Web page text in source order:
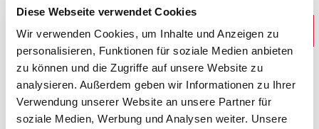
Diese Webseite verwendet Cookies
Wir verwenden Cookies, um Inhalte und Anzeigen zu
personalisieren, Funktionen für soziale Medien anbieten
zu können und die Zugriffe auf unsere Website zu
analysieren. Außerdem geben wir Informationen zu Ihrer
Verwendung unserer Website an unsere Partner für
soziale Medien, Werbung und Analysen weiter. Unsere
Weiterbildungs-Suche
In 30 Sekunden das Passende finden
Der von Ihnen gesuchte Inhalt ist